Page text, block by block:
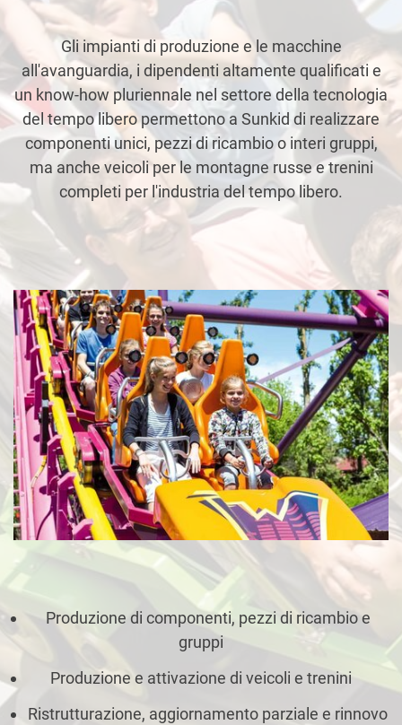
Gli impianti di produzione e le macchine
all'avanguardia, i dipendenti altamente qualificati e
un know-how pluriennale nel settore della tecnologia
del tempo libero permettono a Sunkid di realizzare
componenti unici, pezzi di ricambio o interi gruppi,
ma anche veicoli per le montagne russe e trenini
completi per l'industria del tempo libero.
Produzione di componenti, pezzi di ricambio e
gruppi
Produzione e attivazione di veicoli e trenini
Ristrutturazione, aggiornamento parziale e rinnovo